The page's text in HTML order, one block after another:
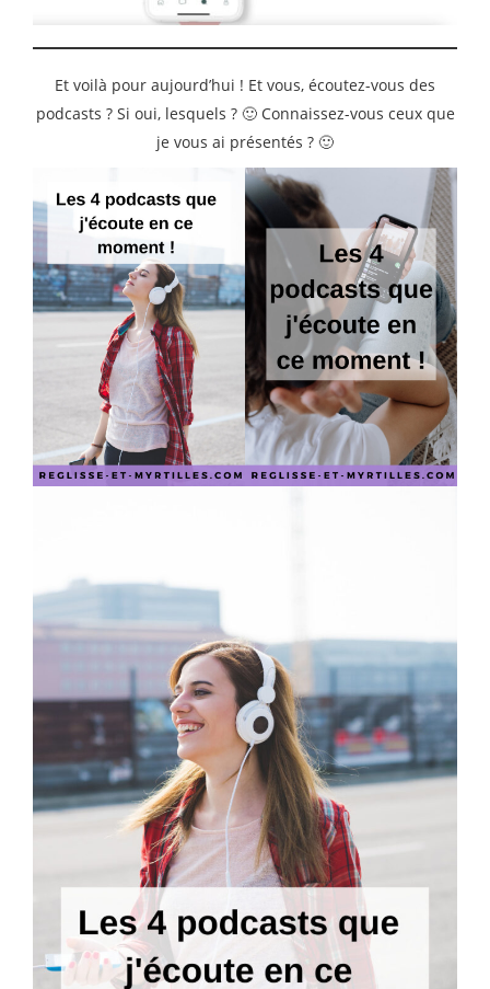
Et voilà pour aujourd’hui ! Et vous, écoutez-vous des
podcasts ? Si oui, lesquels ? 🙂 Connaissez-vous ceux que
je vous ai présentés ? 🙂